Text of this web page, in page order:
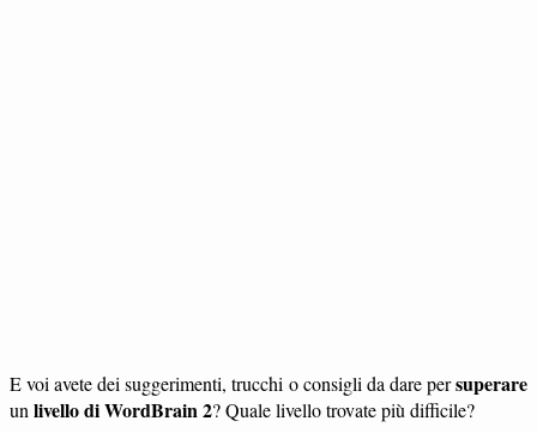
E voi avete dei suggerimenti, trucchi o consigli da dare persuperare
un livello di WordBrain 2? Quale livello trovate più difficile?